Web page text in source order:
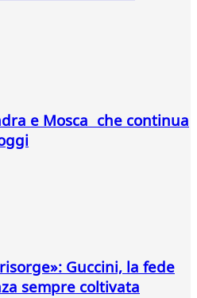
e Mosca che continua
Guccini, la fede
sempre coltivata